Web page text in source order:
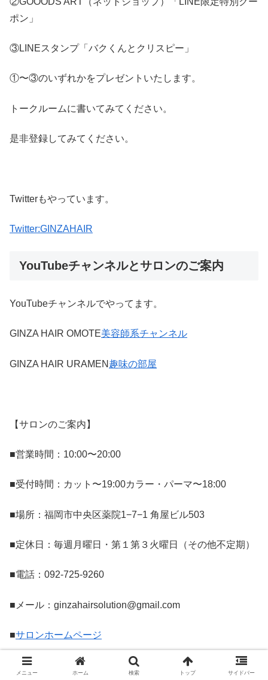
ポン」
③LINEスタンプ「バクくんとクリスピー」
①〜③のいずれかをプレゼントいたします。
トークルームに書いてみてください。
是非登録してみてください。
Twitterもやっています。
Twitter:GINZAHAIR
YouTubeチャンネルとサロンのご案内
YouTubeチャンネルでやってます。
GINZA HAIR OMOTE美容師系チャンネル
GINZA HAIR URAMEN 趣味の部屋
【サロンのご案内】
■営業時間：10:00〜20:00
■受付時間：カット〜19:00カラー・パーマ〜18:00
■場所：福岡市中央区薬院1−7−1 角屋ビル503
■定休日：毎週月曜日・第１第３火曜日（その他不定期）
■電話：092-725-9260
■メール：ginzahairsolution@gmail.com
■サロンホームページ
メニュー ホーム 検索 トップ サイドバー